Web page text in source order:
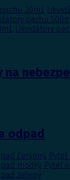
30ml,
pachu
, Likvidátory
na
odpad
červený, Pytel
modrý, Pytel
zelený